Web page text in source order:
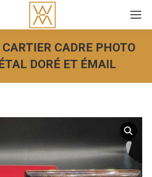
CADRE PHOTO
DORÉ ET ÉMAIL
Vous êtes ici :